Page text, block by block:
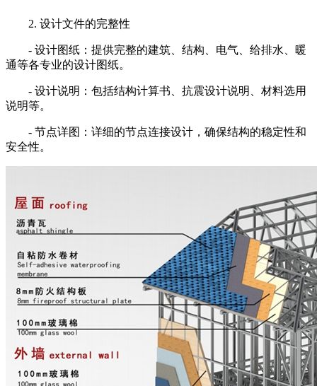
2. 设计文件的完整性
- 设计图纸：提供完整的建筑、结构、电气、给排水、暖
通等各专业的设计图纸。
- 设计说明：包括结构计算书、抗震设计说明、材料选用
说明等。
- 节点详图：详细的节点连接设计，确保结构的稳定性和
安全性。